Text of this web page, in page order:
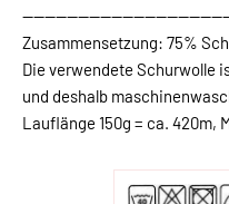
Zusammensetzung: 75%
Die verwendete Schurwolle
und deshalb
Lauflänge 150g = ca. 420m,